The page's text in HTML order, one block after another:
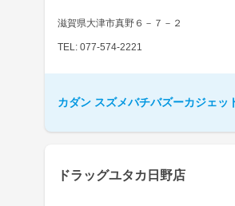
滋賀県大津市真野６－７－２
TEL: 077-574-2221
カダン スズメバチバズーカジェッ
ドラッグユタカ日野店